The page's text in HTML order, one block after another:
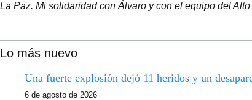
La Paz. Mi solidaridad con Álvaro y con el equipo del Alto
Lo más nuevo
Una fuerte explosión dejó 11 heridos y un
6 de agosto de 2026